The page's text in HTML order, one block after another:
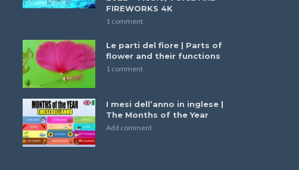
FIREWORKS 4K
1 comment
Le parti del fiore | Parts of
flower and their functions
1 comment
I mesi dell’anno in inglese |
The Months of the Year
Add comment